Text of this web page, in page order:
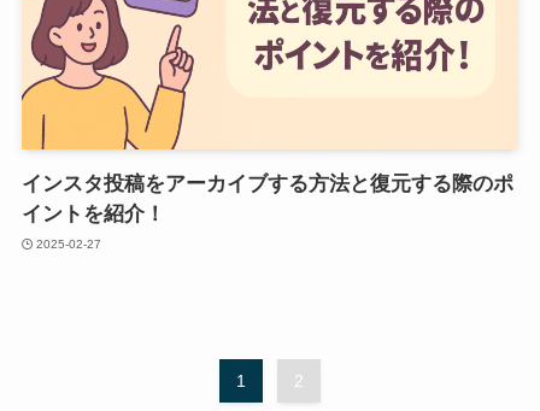
インスタ投稿をアーカイブする方法と復元する際のポ
イントを紹介！
2025-02-27
1 2